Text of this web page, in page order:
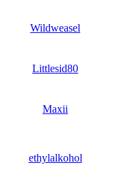
Wildweasel
Littlesid80
Maxii
ethylalkohol